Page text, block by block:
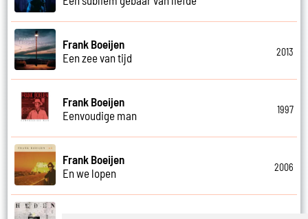
Frank Boeijen
Een zee van tijd
2013
Frank Boeijen
Eenvoudige man
1997
Frank Boeijen
En we lopen
2006